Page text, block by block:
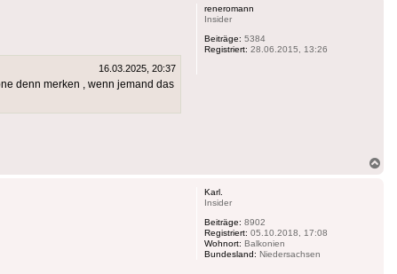
reneromann
Insider
Beiträge: 5384
Registriert: 28.06.2015, 13:26
16.03.2025, 20:37
denn merken , wenn jemand das
Karl.
Insider
Beiträge: 8902
Registriert: 05.10.2018, 17:08
Wohnort: Balkonien
Bundesland: Niedersachsen